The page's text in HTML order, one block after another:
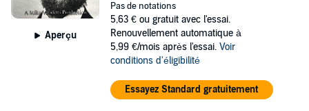
Aperçu
Pas de notations
5,63 € ou gratuit avec l'essai.
Renouvellement automatique à
5,99 €/mois après l'essai. Voir
conditions d'éligibilité
Essayez Standard gratuitement